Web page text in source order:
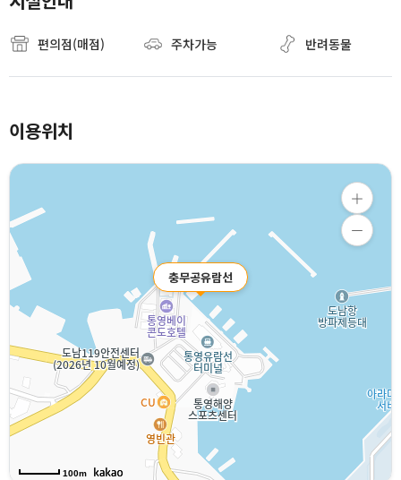
편의점(매점) 주차가능 반려동물
이용위치
충무공유람선
100m